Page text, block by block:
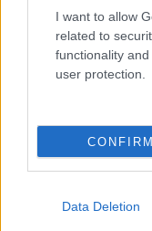
I want to allow
related to
functionality
user protection.
CONFIRM
Data Deletion
Nem tudni
romulán
valószínűleg
klingonok, de a
West ezredes